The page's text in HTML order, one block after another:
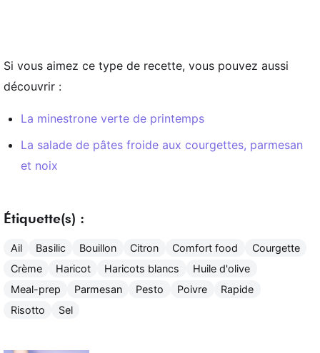
Si vous aimez ce type de recette, vous pouvez aussi
découvrir :
La minestrone verte de printemps
La salade de pâtes froide aux courgettes, parmesan
et noix
Étiquette(s) :
Ail Basilic Bouillon Citron Comfort food
Courgette
Crème
Haricot Haricots blancs
Huile d'olive
Meal-prep
Parmesan Pesto Poivre
Rapide
Risotto
Sel